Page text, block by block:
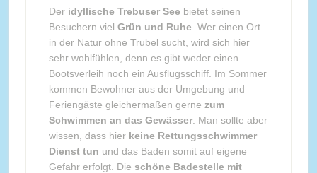
Der idyllische Trebuser See bietet seinen
Besuchern viel Grün und Ruhe . Wer einen Ort
in der Natur ohne Trubel sucht, wird sich hier
sehr wohlfühlen, denn es gibt weder einen
Bootsverleih noch ein Ausflugsschiff. Im Sommer
kommen Bewohner aus der Umgebung und
Feriengäste gleichermaßen gerne zum
Schwimmen an das Gewässer. Man sollte aber
wissen, dass hier keine Rettungsschwimmer
Dienst tun und das Baden somit auf eigene
Gefahr erfolgt. Die schöne Badestelle mit